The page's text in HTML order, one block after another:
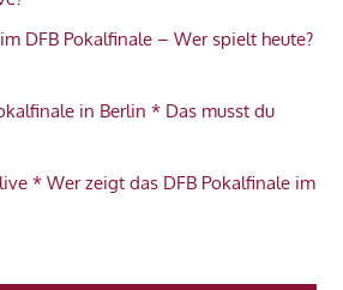
DFB Pokalfinale – Wer spielt heute?
in Berlin * Das musst du
* Wer zeigt das DFB Pokalfinale im